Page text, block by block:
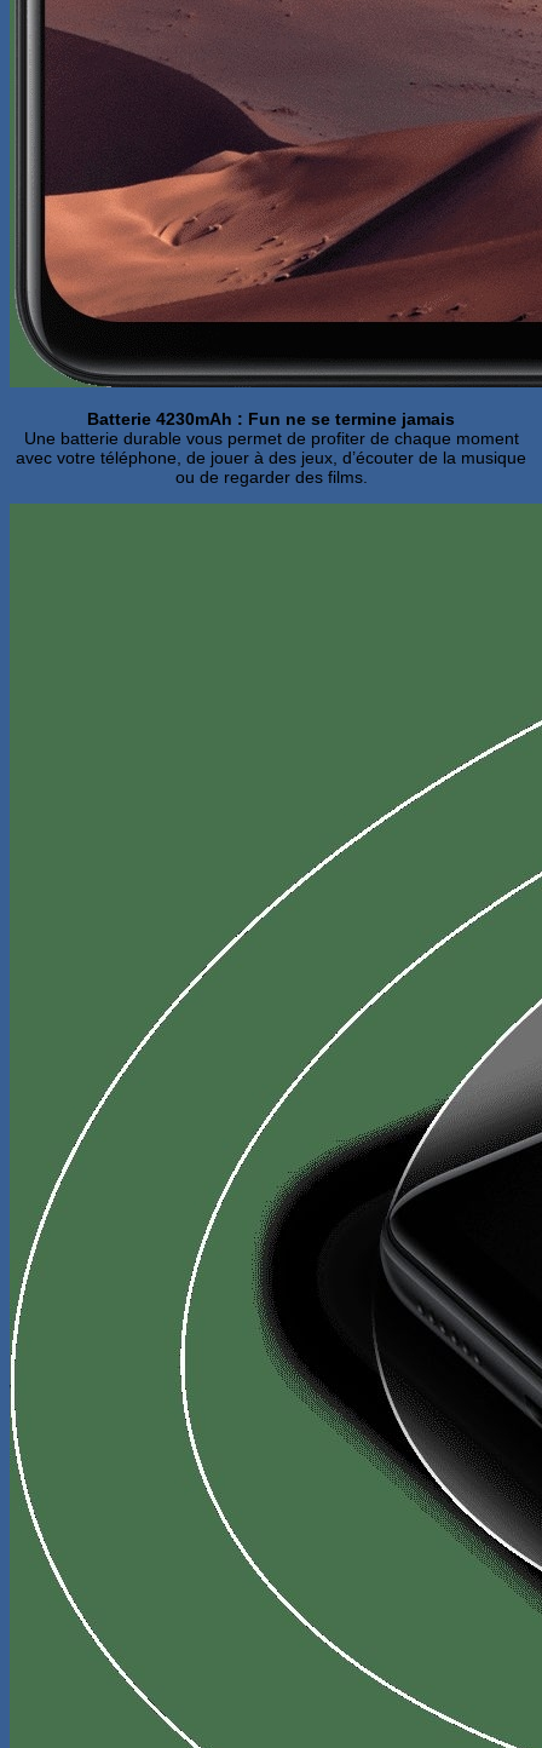
Batterie 4230mAh : Fun ne se termine jamais
Une batterie durable vous permet de profiter de chaque moment
avec votre téléphone, de jouer à des jeux, d’écouter de la musique
ou de regarder des films.